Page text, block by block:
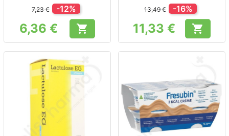
7,23 € -12%
Prix
6,36 € 
13,49 € -16%
Prix
11,33 € 